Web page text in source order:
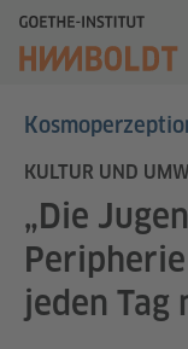
KULTUR UND
„Die
jeden Tag